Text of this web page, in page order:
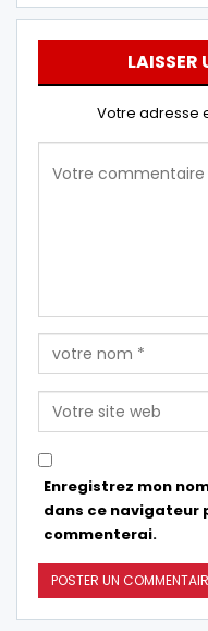
LAISSER
Votre adresse
Enregistrez mon
dans ce navigateur
commenterai.